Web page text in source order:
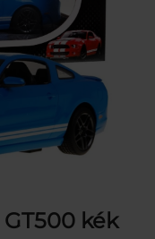
kék